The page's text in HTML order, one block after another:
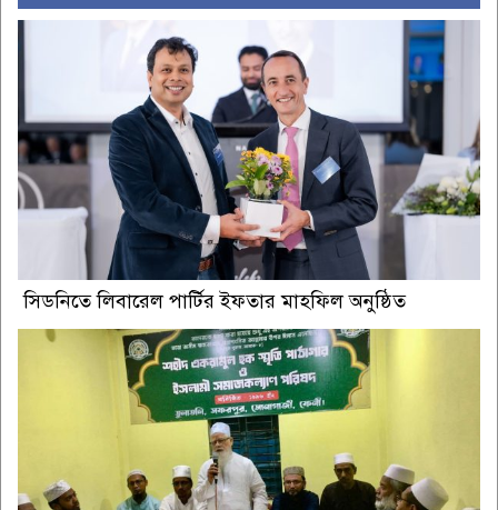
সিডনিতে লিবারেল পার্টির ইফতার মাহফিল অনুষ্ঠিত